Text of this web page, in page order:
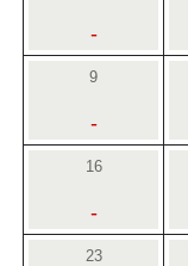
-
9
-
16
-
23